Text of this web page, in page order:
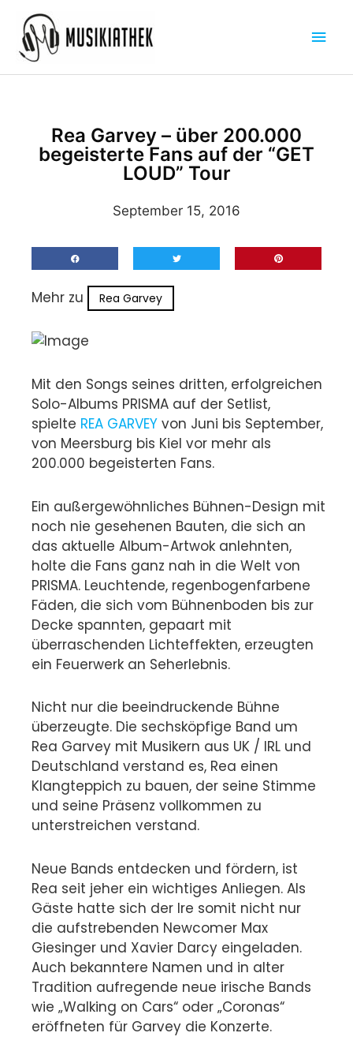
Inhalt
springen
Rea Garvey – über 200.000
begeisterte Fans auf der “GET
LOUD” Tour
September 15, 2016
Mehr zu Rea Garvey
Mit den Songs seines dritten, erfolgreichen
Solo-Albums PRISMA auf der Setlist,
spielte REA GARVEY von Juni bis September,
von Meersburg bis Kiel vor mehr als
200.000 begeisterten Fans.
Ein außergewöhnliches Bühnen-Design mit
noch nie gesehenen Bauten, die sich an
das aktuelle Album-Artwok anlehnten,
holte die Fans ganz nah in die Welt von
PRISMA. Leuchtende, regenbogenfarbene
Fäden, die sich vom Bühnenboden bis zur
Decke spannten, gepaart mit
überraschenden Lichteffekten, erzeugten
ein Feuerwerk an Seherlebnis.
Nicht nur die beeindruckende Bühne
überzeugte. Die sechsköpfige Band um
Rea Garvey mit Musikern aus UK / IRL und
Deutschland verstand es, Rea einen
Klangteppich zu bauen, der seine Stimme
und seine Präsenz vollkommen zu
unterstreichen verstand.
Neue Bands entdecken und fördern, ist
Rea seit jeher ein wichtiges Anliegen. Als
Gäste hatte sich der Ire somit nicht nur
die aufstrebenden Newcomer Max
Giesinger und Xavier Darcy eingeladen.
Auch bekanntere Namen und in alter
Tradition aufregende neue irische Bands
wie „Walking on Cars“ oder „Coronas“
eröffneten für Garvey die Konzerte.